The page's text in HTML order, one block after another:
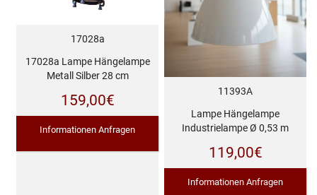
17028a
17028a Lampe Hängelampe
Metall Silber 28 cm
159,00€
Informationen Anfragen
11393A
Lampe Hängelampe
Industrielampe Ø 0,53 m
119,00€
Informationen Anfragen